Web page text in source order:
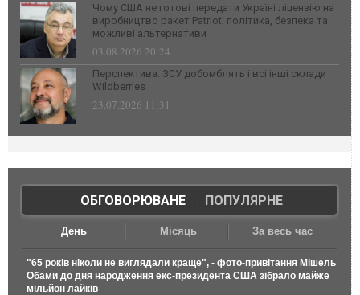
Чому США не готові передати Україні ліцензію на
виробництво ракет Patriot: політика, безпека та
можливі альтернативи
03.08.2026 20:24
Перспектива: ЗСУ добомблять і всі інші склади
Wildberries
23.07.2026 11:31
ОБГОВОРЮВАНЕ| ПОПУЛЯРНЕ
День Місяць За весь час
"65 років ніколи не виглядали краще", - фото-привітання Мішель
Обами до дня народження екс-президента США зібрало майже
мільйон лайків